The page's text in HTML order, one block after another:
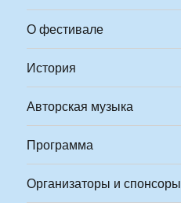
О фестивале
История
Авторская музыка
Программа
Организаторы и спонсоры